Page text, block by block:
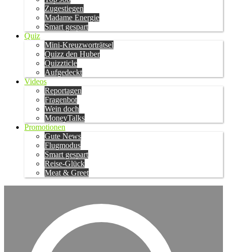
Zugestiegen
Madame Energie
Smart gespart
Quiz
Mini-Kreuzworträtsel
Quizz den Huber
Quizzticle
Aufgedeckt
Videos
Reportagen
Fragenbot
Wein doch
MoneyTalks
Promotionen
Gute News
Flugmodus
Smart gespart
Reise-Glück
Meat & Greet